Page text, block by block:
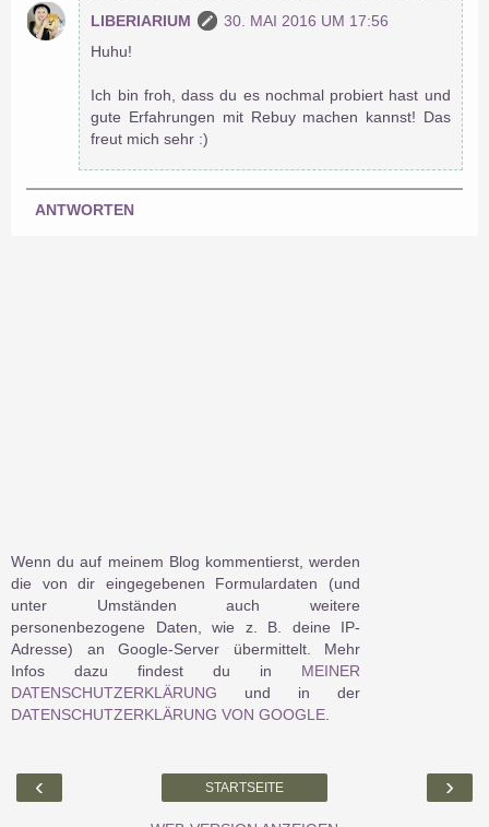
LIBERIARIUM
30. MAI 2016 UM 17:56
Huhu!
Ich bin froh, dass du es nochmal probiert hast und
gute Erfahrungen mit Rebuy machen kannst! Das
freut mich sehr :)
ANTWORTEN
Wenn du auf meinem Blog kommentierst, werden
die von dir eingegebenen Formulardaten (und
unter Umständen auch weitere
personenbezogene Daten, wie z. B. deine IP-
Adresse) an Google-Server übermittelt. Mehr
Infos dazu findest du in MEINER
DATENSCHUTZERKLÄRUNG und in der
DATENSCHUTZERKLÄRUNG VON GOOGLE
‹ ›
STARTSEITE